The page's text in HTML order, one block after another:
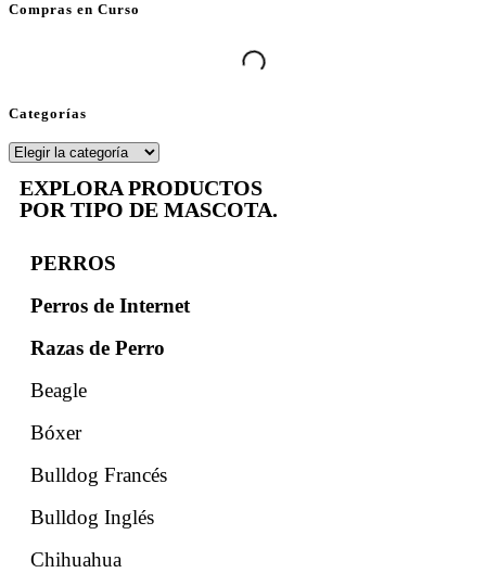
Compras en Curso
Categorías
EXPLORA PRODUCTOS
POR TIPO DE MASCOTA.
PERROS
Perros de Internet
Razas de Perro
Beagle
Bóxer
Bulldog Francés
Bulldog Inglés
Chihuahua